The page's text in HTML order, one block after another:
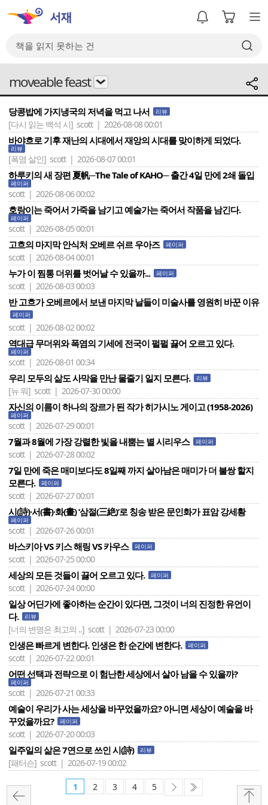
moveable feast
당콩밥에 가지냉국의 저녁을 먹고 나서 리뷰
[다시 읽는 백석 시] scott | 2026-08-08 00:01
바야흐로 기후 재난의 시대에서 재앙의 시대를 맞이하게 되었다.
리뷰
[폭염 살인] scott | 2026-08-07 00:01
하루키의 새 장편 夏帆─The Tale of KAHO─ 출간 4일 만에 2쇄 돌입
페이퍼
scott | 2026-08-06 00:02
호랑이는 죽어서 가죽을 남기고 예술가는 죽어서 작품을 남긴다.
페이퍼
scott | 2026-08-05 00:01
고흐의 마지막 안식처 오베르 쉬르 우아즈 페이퍼
scott | 2026-08-04 00:01
누가 이 찜통 더위를 벗어날 수 있을까... 페이퍼
scott | 2026-08-03 00:03
반 고흐가 오베르에서 보낸 마지막 날들이 미술사를 영원히 바꾼 이유
페이퍼
scott | 2026-08-02 00:02
역대급 무더위와 폭염의 기세에 전국이 펄펄 끓어 오르고 있다.
페이퍼
scott | 2026-08-01 00:34
우리 모두의 삶도 사막을 만난 물줄기 일지 모른다. 리뷰
[뉴 워] scott | 2026-07-30 00:00
자신의 이름이 하나의 장르가 된 작가 히가시노 게이고 (1958-2026)
페이퍼
scott | 2026-07-29 00:01
7월과 8월에 가장 강렬한 빛을 내뿜는 별 시리우스 페이퍼
scott | 2026-07-28 00:02
7일 만에 죽은 매미보다도 8일째 까지 살아남은 매미가 더 불쌍 할지
모른다.
페이퍼
scott | 2026-07-27 00:01
시(詩)·서(書)·화(畫) ‘삼절(三絶)’로 칭송 받은 문인화가 표암 강세황
페이퍼
scott | 2026-07-26 00:01
바스키아 VS 키스 해링 VS 카우스 페이퍼
scott | 2026-07-25 00:00
세상의 모든 것들이 끓어 오르고 있다. 페이퍼
scott | 2026-07-24 00:00
일상 어딘가에 좋아하는 순간이 있다면, 그것이 너의 진정한 유언이
다.
리뷰
[너의 변명은 최고의 ..] scott | 2026-07-23 00:00
인생은 빠르게 변한다. 인생은 한 순간에 변한다. 페이퍼
scott | 2026-07-22 00:01
어떤 선택과 전략으로 이 험난한 세상에서 살아 남을 수 있을까?
페이퍼
scott | 2026-07-21 00:33
예술이 우리가 사는 세상을 바꾸었을까요? 아니면 세상이 예술을 바
꾸었을까요?
페이퍼
scott | 2026-07-20 00:03
일주일의 삶은 7연으로 쓰인 시(詩) 리뷰
[패터슨] scott | 2026-07-19 00:02
1 2 3 4 5